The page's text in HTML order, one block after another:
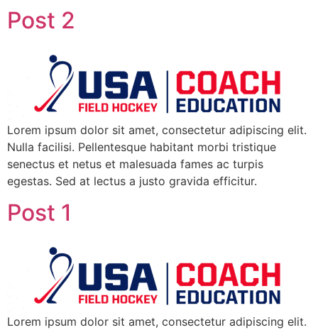
Post 2
Lorem ipsum dolor sit amet, consectetur adipiscing elit.
Nulla facilisi. Pellentesque habitant morbi tristique
senectus et netus et malesuada fames ac turpis
egestas. Sed at lectus a justo gravida efficitur.
Post 1
Lorem ipsum dolor sit amet, consectetur adipiscing elit.